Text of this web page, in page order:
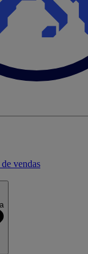
vendas